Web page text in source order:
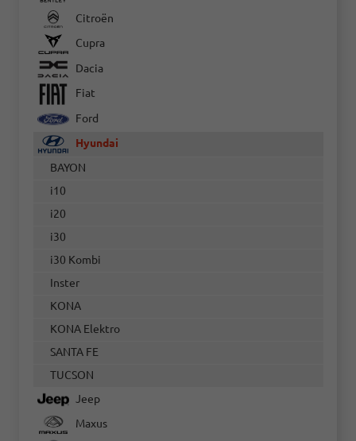
Citroën
Cupra
Dacia
Fiat
Ford
Hyundai
BAYON
i10
i20
i30
i30 Kombi
Inster
KONA
KONA Elektro
SANTA FE
TUCSON
Jeep
Maxus